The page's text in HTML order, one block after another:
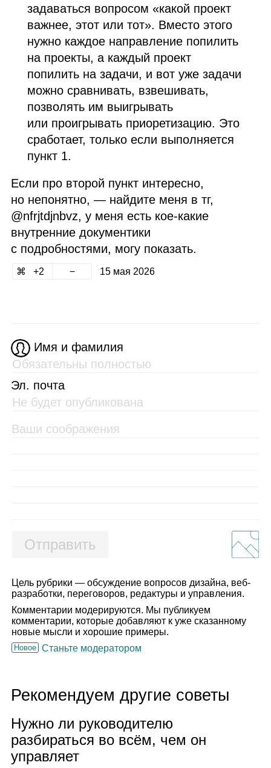
задаваться вопросом «какой проект
важнее, этот или тот». Вместо этого
нужно каждое направление попилить
на проекты, а каждый проект
попилить на задачи, и вот уже задачи
можно сравнивать, взвешивать,
позволять им выигрывать
или проигрывать приоретизацию. Это
сработает, только если выполняется
пункт 1.
Если про второй пункт интересно,
но непонятно, — найдите меня в тг,
@nfrjtdjnbvz, у меня есть кое‑какие
внутренние документики
с подробностями, могу показать.
2 15 мая 2026
Имя и фамилия
Эл. почта
Отправить
Цель рубрики — обсуждение вопросов дизайна, веб-
разработки, переговоров, редактуры и управления.
Комментарии модерируются. Мы публикуем
комментарии, которые добавляют к уже сказанному
новые мысли и хорошие примеры.
Новое Станьте модератором
Рекомендуем другие советы
Нужно ли руко­во­ди­телю
раз­би­раться во всём, чем он
управ­ляет